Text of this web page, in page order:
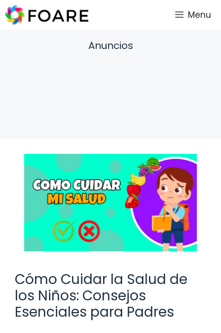
Saltar
al
Menu
Anuncios
Cómo Cuidar la Salud de
los Niños: Consejos
Esenciales para Padres